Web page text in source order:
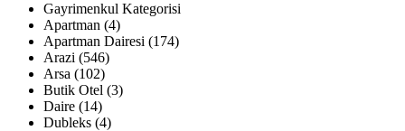
Gayrimenkul Kategorisi
Apartman (4)
Apartman Dairesi (174)
Arazi (546)
Arsa (102)
Butik Otel (3)
Daire (14)
Dubleks (4)